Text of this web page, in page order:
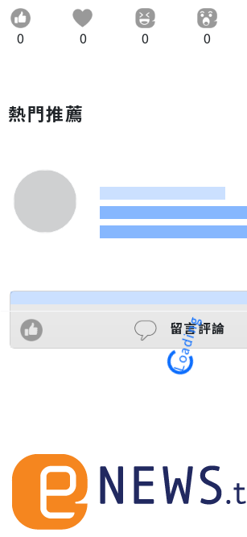
0 0 0 0
熱門推薦
留言評論
Loading